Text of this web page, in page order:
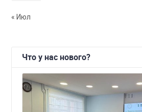
« Июл